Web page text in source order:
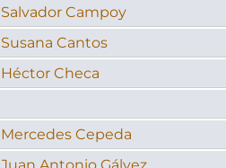
Salvador Campoy
Susana Cantos
Héctor Checa
Mercedes Cepeda
Juan Antonio Gálvez